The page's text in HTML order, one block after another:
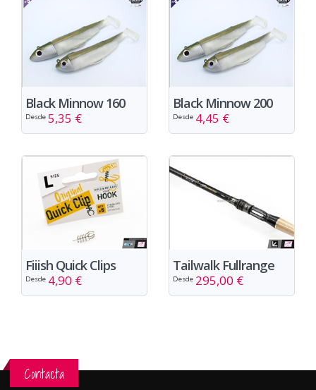
Black Minnow 160
Desde 5,35 €
Black Minnow 200
Desde 4,45 €
Fiiish Quick Clips
Desde 4,90 €
Tailwalk Fullrange
Desde 295,00 €
Contacta